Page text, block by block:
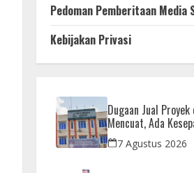
Pedoman Pemberitaan Media
Kebijakan Privasi
Dugaan Jual
Mencuat, Ada
dan Dana yang
7 Agustus 2026